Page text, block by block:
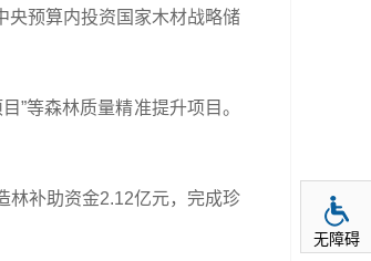
央预算内投资国家木材战略储
”等森林质量精准提升项目。
林补助资金2.12亿元，完成珍
无障碍